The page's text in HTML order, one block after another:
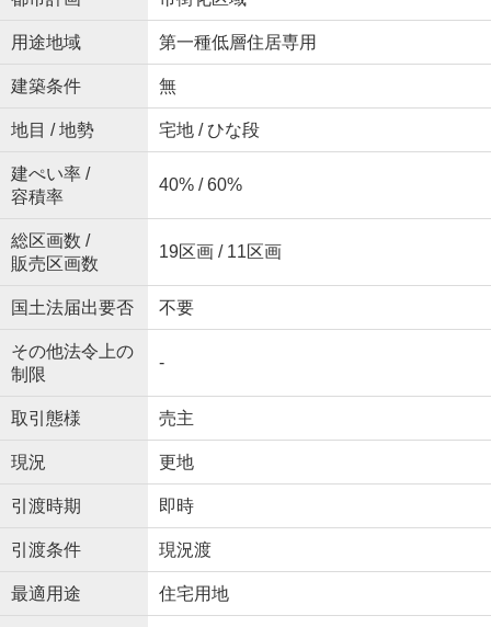
用途地域 第一種低層住居専用
建築条件 無
地目 / 地勢 宅地 / ひな段
建ぺい率 /
容積率
40% / 60%
総区画数 /
販売区画数
19区画 / 11区画
国土法届出要否 不要
その他法令上の
制限
-
取引態様 売主
現況 更地
引渡時期 即時
引渡条件 現況渡
最適用途 住宅用地